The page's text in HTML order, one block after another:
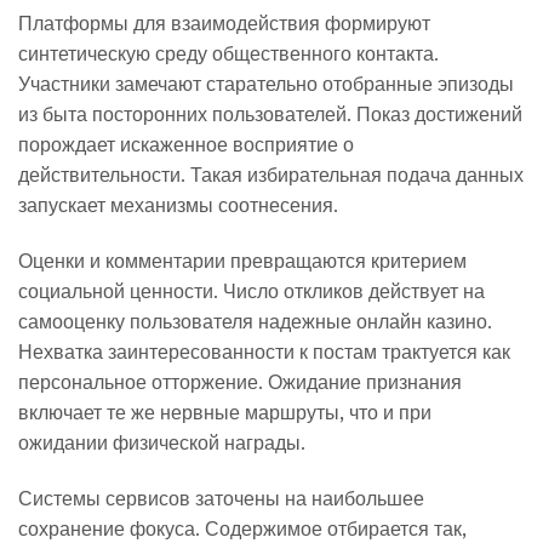
Платформы для взаимодействия формируют
синтетическую среду общественного контакта.
Участники замечают старательно отобранные эпизоды
из быта посторонних пользователей. Показ достижений
порождает искаженное восприятие о
действительности. Такая избирательная подача данных
запускает механизмы соотнесения.
Оценки и комментарии превращаются критерием
социальной ценности. Число откликов действует на
самооценку пользователя надежные онлайн казино.
Нехватка заинтересованности к постам трактуется как
персональное отторжение. Ожидание признания
включает те же нервные маршруты, что и при
ожидании физической награды.
Системы сервисов заточены на наибольшее
сохранение фокуса. Содержимое отбирается так,